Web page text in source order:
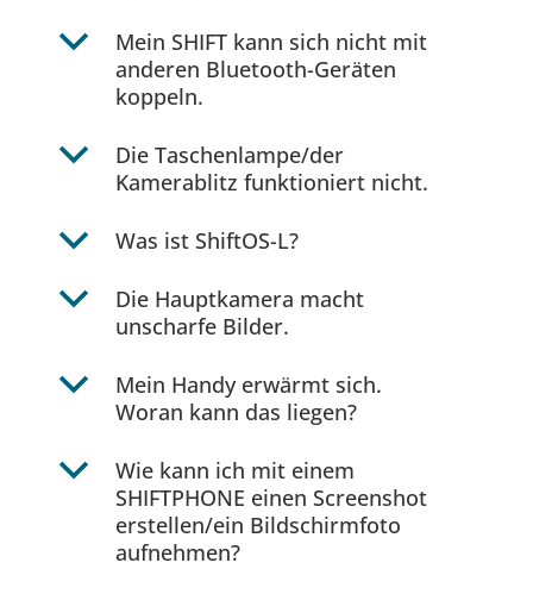
b
Mein SHIFT kann sich nicht mit
anderen Bluetooth-Geräten
koppeln.
b
Die Taschenlampe/der
Kamerablitz funktioniert nicht.
b Was ist ShiftOS-L?
b
Die Hauptkamera macht
unscharfe Bilder.
b
Mein Handy erwärmt sich.
Woran kann das liegen?
b
Wie kann ich mit einem
SHIFTPHONE einen Screenshot
erstellen/ein Bildschirmfoto
aufnehmen?